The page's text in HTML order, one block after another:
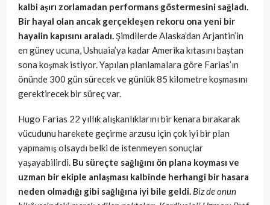
kalbi aşırı zorlamadan performans göstermesini sağladı.
Bir hayal olan ancak gerçekleşen rekoru ona yeni bir
hayalin kapısını araladı. Şimdilerde Alaska’dan Arjantin’in
en güney ucuna, Ushuaia’ya kadar Amerika kıtasını baştan
sona koşmak istiyor. Yapılan planlamalara göre Farias’ın
önünde 300 gün sürecek ve günlük 85 kilometre koşmasını
gerektirecek bir süreç var.
Hugo Farias 22 yıllık alışkanlıklarını bir kenara bırakarak
vücudunu harekete geçirme arzusu için çok iyi bir plan
yapmamış olsaydı belki de istenmeyen sonuçlar
yaşayabilirdi. Bu süreçte sağlığını ön plana koyması ve
uzman bir ekiple anlaşması kalbinde herhangi bir hasara
neden olmadığı gibi sağlığına iyi bile geldi. Biz de onun